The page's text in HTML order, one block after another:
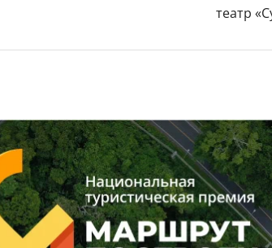
театр